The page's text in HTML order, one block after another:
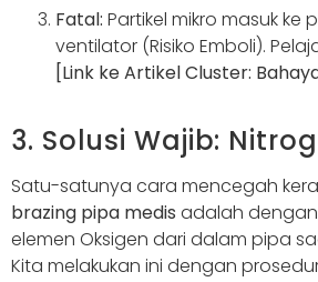
Fatal: Partikel mikro masuk ke
ventilator (Risiko Emboli).
[Link ke Artikel Cluster:
3. Solusi Wajib:
Satu-satunya cara mencegah
brazing pipa medis adalah
elemen Oksigen dari dalam pipa
Kita melakukan ini dengan